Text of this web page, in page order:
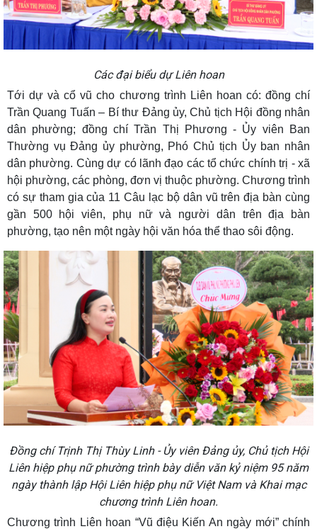
Các đại biểu dự Liên hoan
Tới dự và cổ vũ cho chương trình Liên hoan có: đồng chí
Trần Quang Tuấn – Bí thư Đảng ủy, Chủ tịch Hội đồng nhân
dân phường; đồng chí Trần Thị Phương - Ủy viên Ban
Thường vụ Đảng ủy phường, Phó Chủ tịch Ủy ban nhân
dân phường. Cùng dự có lãnh đạo các tổ chức chính trị - xã
hội phường, các phòng, đơn vị thuộc phường. Chương trình
có sự tham gia của 11 Câu lạc bộ dân vũ trên địa bàn cùng
gần 500 hội viên, phụ nữ và người dân trên địa bàn
phường, tạo nên một ngày hội văn hóa thể thao sôi động.
Đồng chí Trịnh Thị Thùy Linh - Ủy viên Đảng ủy, Chủ tịch Hội
Liên hiệp phụ nữ phường trình bày diễn văn kỷ niệm 95 năm
ngày thành lập Hội Liên hiệp phụ nữ Việt Nam và Khai mạc
chương trình Liên hoan.
Chương trình Liên hoan “Vũ điệu Kiến An ngày mới” chính